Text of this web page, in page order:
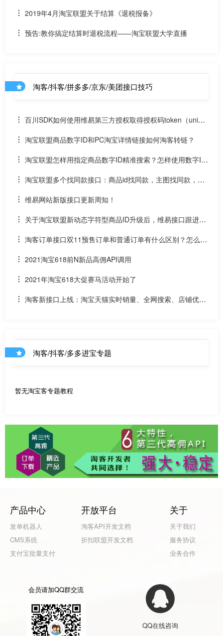
的联盟号下？佣金怎么结算？
2019年4月淘宝联盟关于结算《退税报备》
预告:教你搞定结算时退税流程——淘宝联盟大学直播
淘客/抖客/拼多多/京东/美团接口技巧
百川SDK如何使用维易第三方授权取得授权码token（uniap
p）淘宝联盟商品数字ID和PC淘宝详情链接如何淘客转链？
淘宝联盟怎样用指定商品数字ID精准搜索？怎样使用数字ID
和场景ID2转链？
淘宝联盟多个找同款接口：商品id找同款，主图找同款，SK
U找同款
维易网站新版接口更新周知！
关于淘宝联盟新动态字符型商品ID升级后，维易接口跟进情
况和API调用说明
淘客订单接口双11预售订单和普通订单有什么区别？怎么区
分是淘客双11预售订单是否已付尾款？预售中支付了定金的宝
贝该如何计算佣金
2021淘宝618前N新品高佣API调用
2021年淘宝618大促赛马活动开始了
淘客新接口上线：淘宝天猫实时销量、全网搜索、店铺优惠
淘客/抖客/多多进宝专题
暂无淘宝客专题教程
产品中心
发单机器人
CMS系统
支付宝批量支付
开放平台
淘客API开发文档
折扣联盟开发文档
关于
关于我们
服务协议
业务合作
会员请加QQ群交流
QQ在线咨询